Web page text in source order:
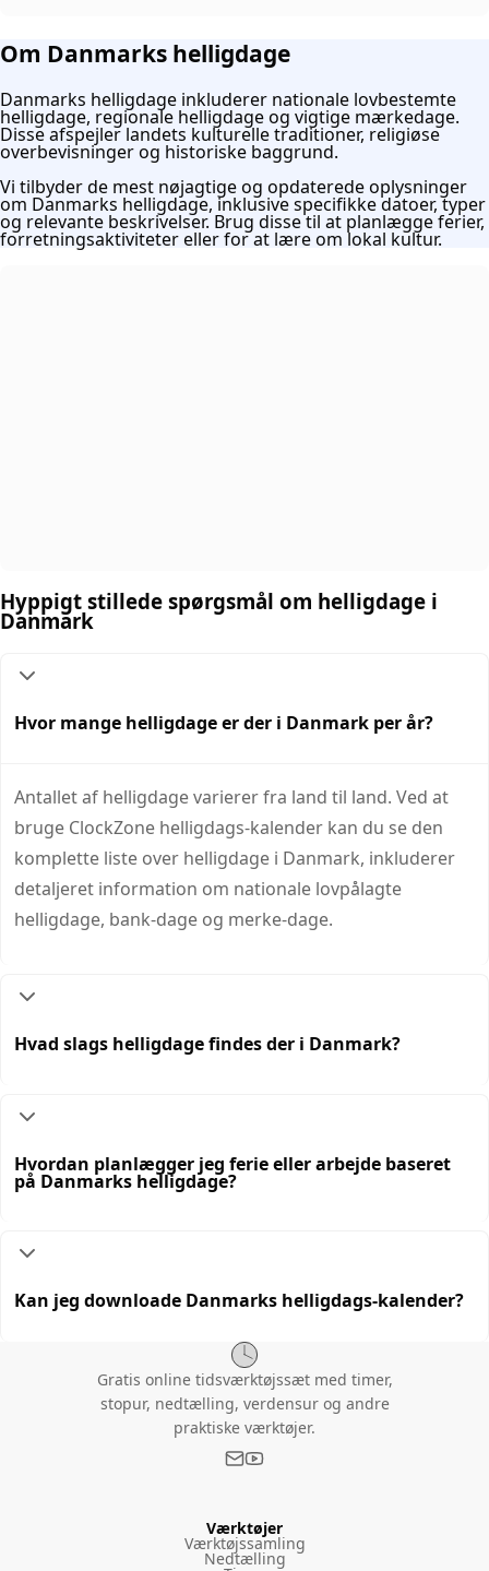
Om Danmarks helligdage
Danmarks helligdage inkluderer nationale lovbestemte
helligdage, regionale helligdage og vigtige mærkedage.
Disse afspejler landets kulturelle traditioner, religiøse
overbevisninger og historiske baggrund.
Vi tilbyder de mest nøjagtige og opdaterede oplysninger
om Danmarks helligdage, inklusive specifikke datoer, typer
og relevante beskrivelser. Brug disse til at planlægge ferier,
forretningsaktiviteter eller for at lære om lokal kultur.
Hyppigt stillede spørgsmål om helligdage i
Danmark
Hvor mange helligdage er der i Danmark per år?
Antallet af helligdage varierer fra land til land. Ved at
bruge ClockZone helligdags-kalender kan du se den
komplette liste over helligdage i Danmark, inkluderer
detaljeret information om nationale lovpålagte
helligdage, bank-dage og merke-dage.
Hvad slags helligdage findes der i Danmark?
Hvordan planlægger jeg ferie eller arbejde baseret
på Danmarks helligdage?
Kan jeg downloade Danmarks helligdags-kalender?
Gratis online tidsværktøjssæt med timer,
stopur, nedtælling, verdensur og andre
praktiske værktøjer.
Værktøjer
Værktøjssamling
Nedtælling